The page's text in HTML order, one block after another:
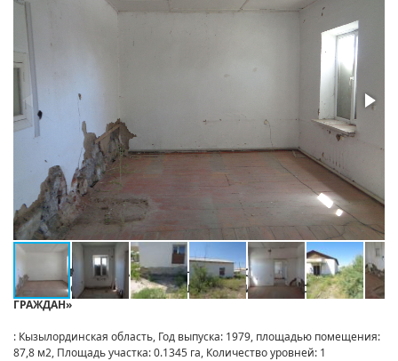
НЕКОММЕРЧЕСКОЕ АКЦИОНЕРНОЕ ОБЩЕСТВО
«ГОСУДАРСТВЕННАЯ КОРПОРАЦИЯ «ПРАВИТЕЛЬСТВО ДЛЯ
ГРАЖДАН»
: Кызылординская область, Год выпуска: 1979, площадью помещения:
87,8 м2, Площадь участка: 0.1345 га, Количество уровней: 1